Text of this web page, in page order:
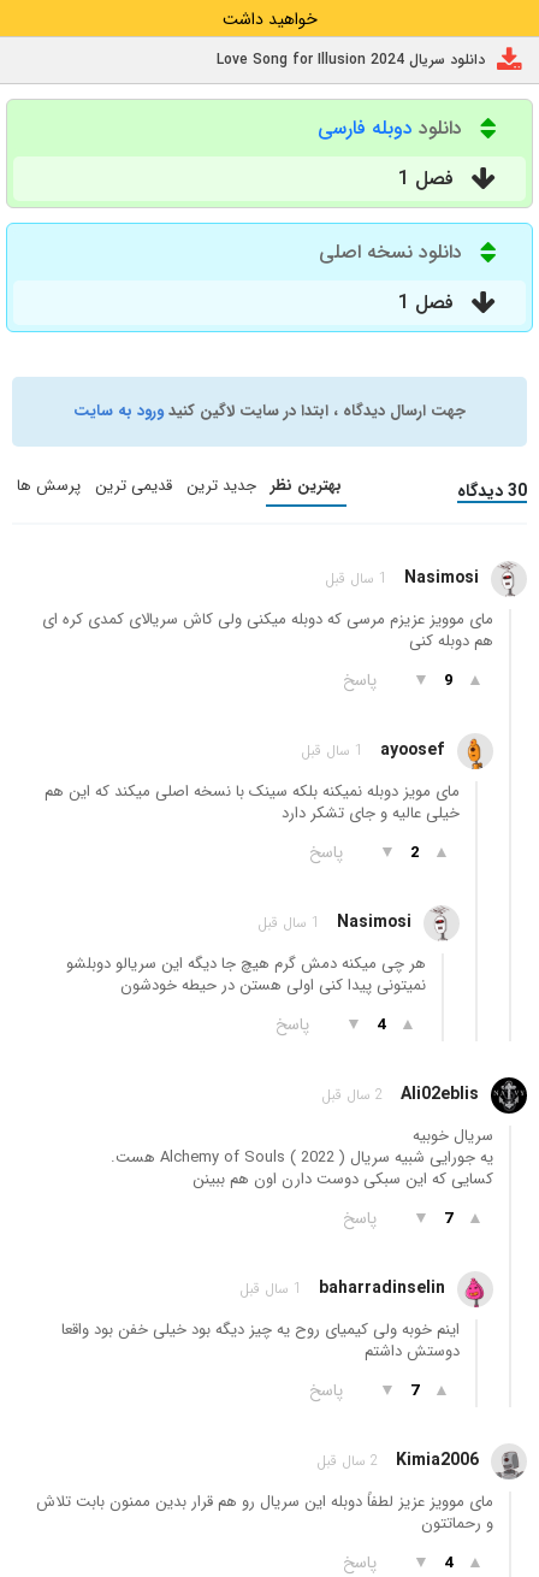
خواهید داشت
دانلود سریال Love Song for Illusion 2024
دانلود دوبله فارسی
فصل 1
دانلود نسخه اصلی
فصل 1
جهت ارسال دیدگاه ، ابتدا در سایت لاگین کنیدورود به سایت
30 دیدگاه بهترین نظر جدید ترین قدیمی ترین پرسش ها
Nasimosi 1 سال قبل
مای موویز عزیزم مرسی که دوبله میکنی ولی کاش سریالای کمدی کره ای
هم دوبله کنی
▲
9
▼ پاسخ
ayoosef 1 سال قبل
مای مویز دوبله نمیکنه بلکه سینک با نسخه اصلی میکند که این هم
خیلی عالیه و جای تشکر دارد
▲
2
▼ پاسخ
Nasimosi 1 سال قبل
هر چی میکنه دمش گرم هیچ جا دیگه این سریالو دوبلشو
نمیتونی پیدا کنی اولی هستن در حیطه خودشون
▲
4
▼ پاسخ
Ali02eblis 2 سال قبل
سریال خوبیه
یه جورایی شبیه سریال Alchemy of Souls ( 2022 ) هست.
کسایی که این سبکی دوست دارن اون هم ببینن
▲
7
▼ پاسخ
baharradinselin 1 سال قبل
اینم خوبه ولی کیمیای روح یه چیز دیگه بود خیلی خفن بود واقعا
دوستش داشتم
▲
7
▼ پاسخ
Kimia2006 2 سال قبل
مای موویز عزیز لطفاً دوبله این سریال رو هم قرار بدین ممنون بابت تلاش
و رحماتتون
▲
4
▼ پاسخ